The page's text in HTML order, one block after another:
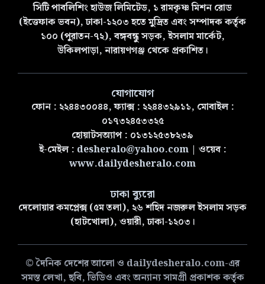
সিটি পাবলিশিং হাউজ লিমিটেড, ১ রামকৃষ্ণ মিশন রোড
(ইত্তেফাক ভবন), ঢাকা-১২০৩ হতে মুদ্রিত এবং সম্পাদক কর্তৃক
১০০ (পুরাতন-৭২), বঙ্গবন্ধু সড়ক, ইসলাম মার্কেট,
উকিলপাড়া, নারায়ণগঞ্জ থেকে প্রকাশিত।
যোগাযোগ
ফোন : ২২৪৪৩০০৪৪, ফ্যাক্স : ২২৪৪৩২৯১১, মোবাইল :
০১৭৩২৪৫৩৩২৫
হোয়াটসঅ্যাপ : ০১৩১২৫৩৮২৩৯
ই-মেইল : desheralo@yahoo.com| ওয়েব :
www.dailydesheralo.com
ঢাকা ব্যুরো
দেলোয়ার কমপ্লেক্স (৫ম তলা), ২৬ শহিদ নজরুল ইসলাম সড়ক
(হাটখোলা), ওয়ারী, ঢাকা-১২০৩।
© দৈনিক দেশের আলো ও dailydesheralo.com-এর
সমস্ত লেখা, ছবি, ভিডিও এবং অন্যান্য সামগ্রী প্রকাশক কর্তৃক